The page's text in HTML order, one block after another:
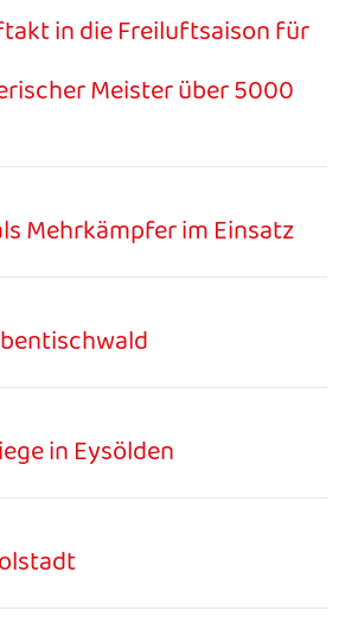
in die Freiluftsaison für
Meister über 5000
Mehrkämpfer im Einsatz
in Eysölden